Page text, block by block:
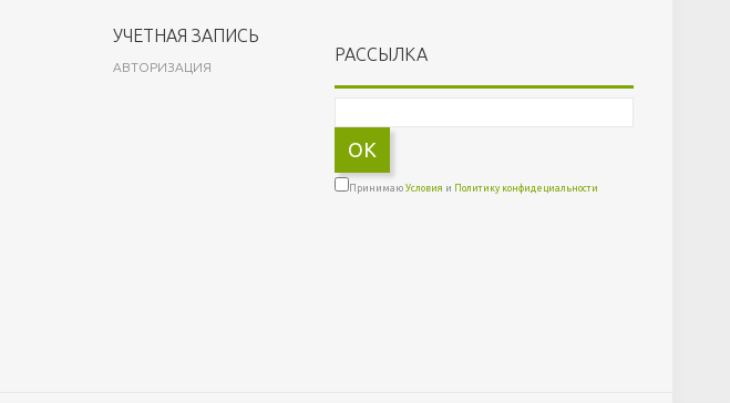
УЧЕТНАЯ ЗАПИСЬ
АВТОРИЗАЦИЯ
РАССЫЛКА
OK
Принимаю Условия и Политику конфидециальности